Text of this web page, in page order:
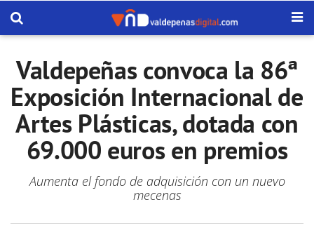
Valdepeñas convoca la 86ª
Exposición Internacional de
Artes Plásticas, dotada con
69.000 euros en premios
Aumenta el fondo de adquisición con un nuevo
mecenas